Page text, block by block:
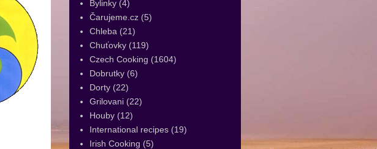
Bylinky (4)
Čarujeme.cz (5)
Chleba (21)
Chuťovky (119)
Czech Cooking (1604)
Dobrutky (6)
Dorty (22)
Grilovani (22)
Houby (12)
International recipes (19)
Irish Cooking (5)